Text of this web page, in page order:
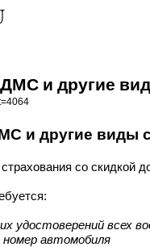
и другие
и другие виды
со скидкой
удостоверений всех
автомобиля